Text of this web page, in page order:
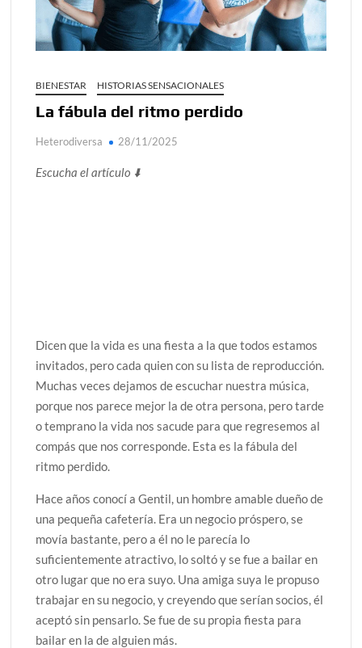
Día de Independencia 2026: de Patria Boba a Colombia
polarizada
generan las redes sociales
Denuncia por violencia sexual en Colombia: así avanza
la dignidad humana
BIENESTAR HISTORIAS SENSACIONALES
La fábula del ritmo perdido
Heterodiversa 28/11/2025
Escucha el artículo ⬇️
Dicen que la vida es una fiesta a la que todos estamos
invitados, pero cada quien con su lista de reproducción.
Muchas veces dejamos de escuchar nuestra música,
porque nos parece mejor la de otra persona, pero tarde
o temprano la vida nos sacude para que regresemos al
compás que nos corresponde. Esta es la fábula del
ritmo perdido.
Hace años conocí a Gentil, un hombre amable dueño de
una pequeña cafetería. Era un negocio próspero, se
movía bastante, pero a él no le parecía lo
suficientemente atractivo, lo soltó y se fue a bailar en
otro lugar que no era suyo. Una amiga suya le propuso
trabajar en su negocio, y creyendo que serían socios, él
aceptó sin pensarlo. Se fue de su propia fiesta para
bailar en la de alguien más.